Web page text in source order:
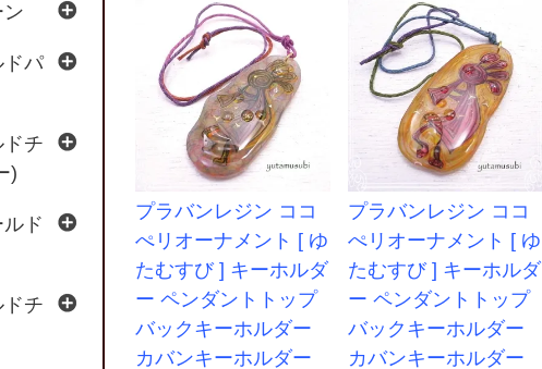
プラバンレジン ココ
ぺリオーナメント [ ゆ
たむすび ] キーホルダ
ー ペンダントトップ
バックキーホルダー
カバンキーホルダー
プラバンレジン ココ
ぺリオーナメント [ ゆ
たむすび ] キーホルダ
ー ペンダントトップ
バックキーホルダー
カバンキーホルダー
ドパ
チ
)
ド
チ